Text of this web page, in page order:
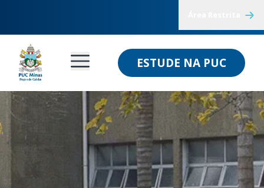
ESTUDE NA PUC